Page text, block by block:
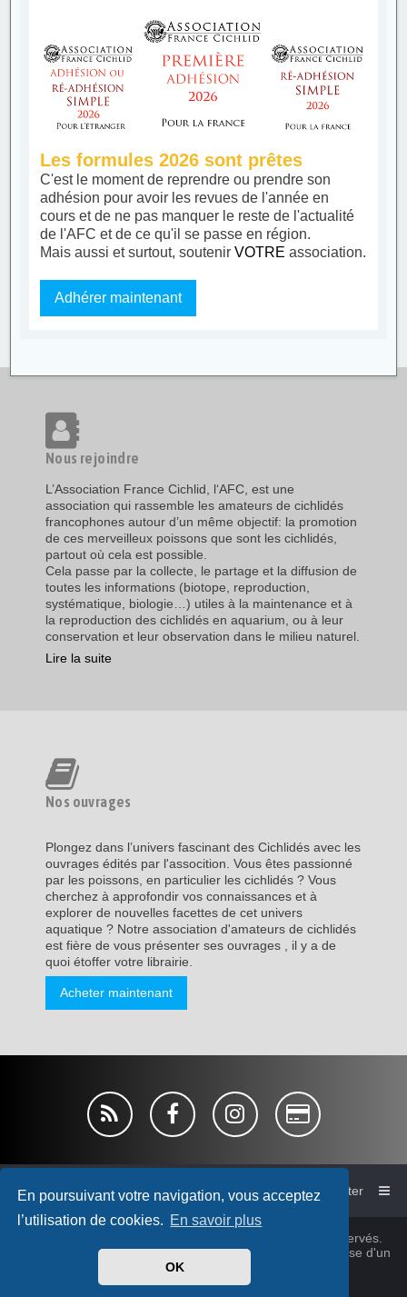
En poursuivant votre navigation, vous acceptez
l’utilisation de cookies. En savoir plus
OK
Les formules 2026 sont prêtes
C'est le moment de reprendre ou prendre son
adhésion pour avoir les revues de l'année en
cours et de ne pas manquer le reste de l'actualité
de l'AFC et de ce qu'il se passe en région.
Mais aussi et surtout, soutenirVOTRE association.
Adhérer maintenant
Nous rejoindre
L’Association France Cichlid, l‘AFC, est une
association qui rassemble les amateurs de cichlidés
francophones autour d’un même objectif: la promotion
de ces merveilleux poissons que sont les cichlidés,
partout où cela est possible.
Cela passe par la collecte, le partage et la diffusion de
toutes les informations (biotope, reproduction,
systématique, biologie…) utiles à la maintenance et à
la reproduction des cichlidés en aquarium, ou à leur
conservation et leur observation dans le milieu naturel.
Lire la suite
Nos ouvrages
Plongez dans l’univers fascinant des Cichlidés avec les
ouvrages édités par l'assocition. Vous êtes passionné
par les poissons, en particulier les cichlidés ? Vous
cherchez à approfondir vos connaissances et à
explorer de nouvelles facettes de cet univers
aquatique ? Notre association d'amateurs de cichlidés
est fière de vous présenter ses ouvrages , il y a de
quoi étoffer votre librairie.
Acheter maintenant
Accueil du forum de l'AFC Nous contacter
© Association France Cichlid 1980~2026, tous droits réservés.
Cichlidsforum-V4 style bymicka76&cabot
© 2025 Sur base d'un
design